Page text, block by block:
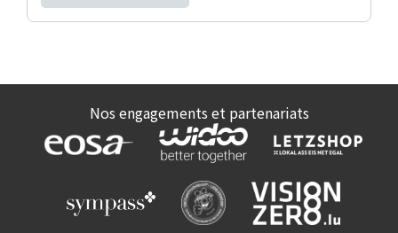
Nos engagements et partenariats